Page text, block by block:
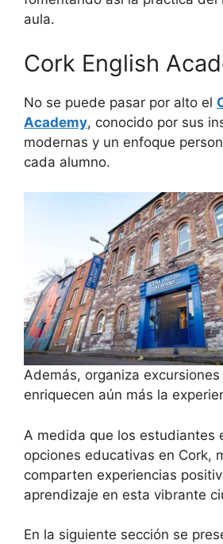
aula.
Cork English
No se puede pasar por alto el
Academy, conocido por sus
modernas y un enfoque
cada alumno.
Además, organiza
enriquecen aún más la
A medida que los estudiantes
opciones educativas en Cork,
comparten experiencias
aprendizaje en esta vibrante
En la siguiente sección se